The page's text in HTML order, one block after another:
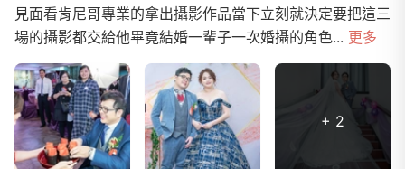
見面看肯尼哥專業的拿出攝影作品當下立刻就決定要把這三
場的攝影都交給他畢竟結婚一輩子一次婚攝的角色... 更多
+ 2